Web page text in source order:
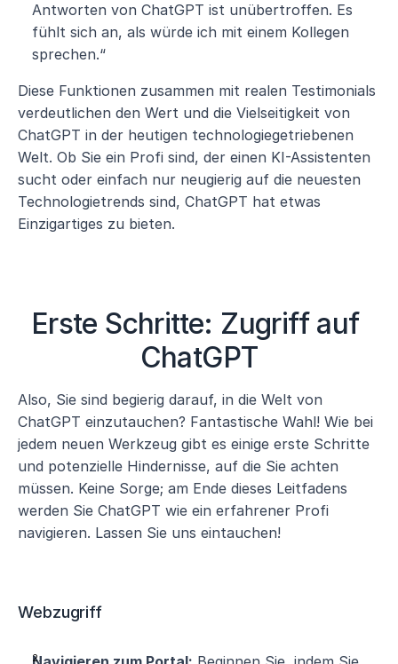
Antworten von ChatGPT ist unübertroffen. Es
fühlt sich an, als würde ich mit einem Kollegen
sprechen.“
Diese Funktionen zusammen mit realen Testimonials
verdeutlichen den Wert und die Vielseitigkeit von
ChatGPT in der heutigen technologiegetriebenen
Welt. Ob Sie ein Profi sind, der einen KI-Assistenten
sucht oder einfach nur neugierig auf die neuesten
Technologietrends sind, ChatGPT hat etwas
Einzigartiges zu bieten.
Erste Schritte: Zugriff auf
ChatGPT
Also, Sie sind begierig darauf, in die Welt von
ChatGPT einzutauchen? Fantastische Wahl! Wie bei
jedem neuen Werkzeug gibt es einige erste Schritte
und potenzielle Hindernisse, auf die Sie achten
müssen. Keine Sorge; am Ende dieses Leitfadens
werden Sie ChatGPT wie ein erfahrener Profi
navigieren. Lassen Sie uns eintauchen!
Webzugriff